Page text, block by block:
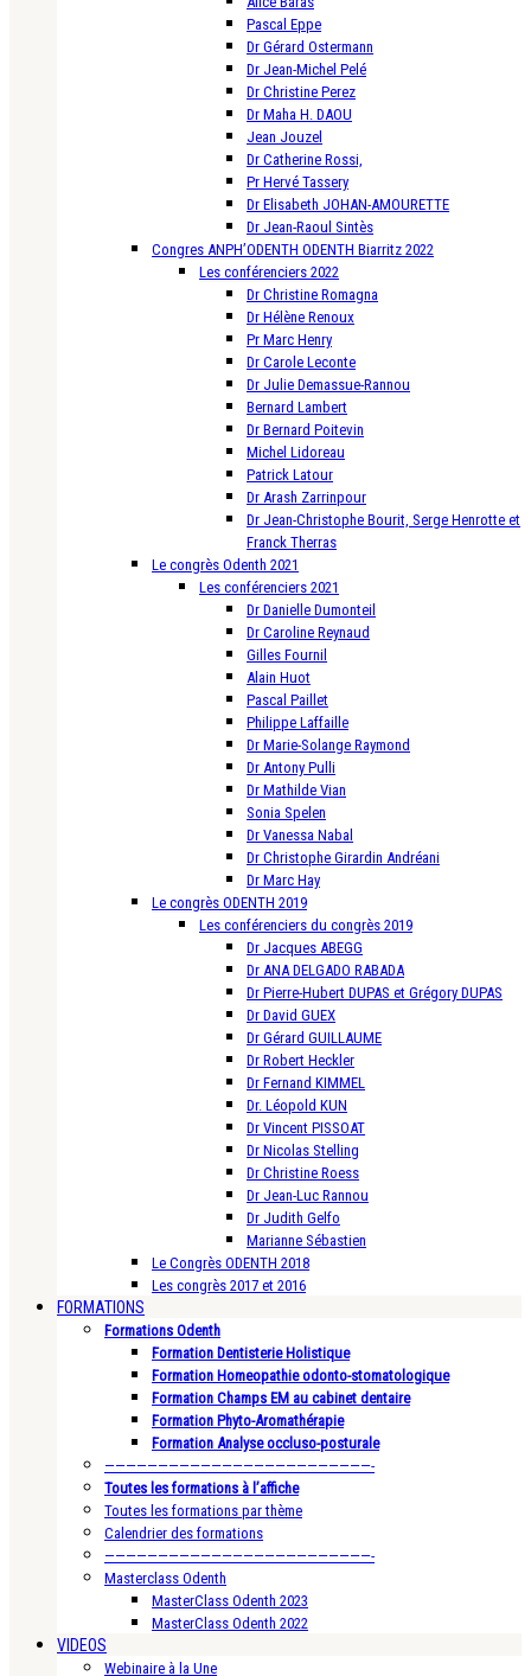
Pascal Eppe
Dr Gérard Ostermann
Dr Jean-Michel Pelé
Dr Christine Perez
Dr Maha H. DAOU
Jean Jouzel
Dr Catherine Rossi,
Pr Hervé Tassery
Dr Elisabeth JOHAN-AMOURETTE
Dr Jean-Raoul Sintès
Congres ANPH’ODENTH ODENTH Biarritz 2022
Les conférenciers 2022
Dr Christine Romagna
Dr Hélène Renoux
Pr Marc Henry
Dr Carole Leconte
Dr Julie Demassue-Rannou
Bernard Lambert
Dr Bernard Poitevin
Michel Lidoreau
Patrick Latour
Dr Arash Zarrinpour
Dr Jean-Christophe Bourit, Serge Henrotte et
Franck Therras
Le congrès Odenth 2021
Les conférenciers 2021
Dr Danielle Dumonteil
Dr Caroline Reynaud
Gilles Fournil
Alain Huot
Pascal Paillet
Philippe Laffaille
Dr Marie-Solange Raymond
Dr Antony Pulli
Dr Mathilde Vian
Sonia Spelen
Dr Vanessa Nabal
Dr Christophe Girardin Andréani
Dr Marc Hay
Le congrès ODENTH 2019
Les conférenciers du congrès 2019
Dr Jacques ABEGG
Dr ANA DELGADO RABADA
Dr Pierre-Hubert DUPAS et Grégory DUPAS
Dr David GUEX
Dr Gérard GUILLAUME
Dr Robert Heckler
Dr Fernand KIMMEL
Dr. Léopold KUN
Dr Vincent PISSOAT
Dr Nicolas Stelling
Dr Christine Roess
Dr Jean-Luc Rannou
Dr Judith Gelfo
Marianne Sébastien
Le Congrès ODENTH 2018
Les congrès 2017 et 2016
FORMATIONS
Formations Odenth
Formation Dentisterie Holistique
Formation Homeopathie odonto-stomatologique
Formation Champs EM au cabinet dentaire
Formation Phyto-Aromathérapie
Formation Analyse occluso-posturale
—————————————————————————-
Toutes les formations à l’affiche
Toutes les formations par thème
Calendrier des formations
—————————————————————————-
Masterclass Odenth
MasterClass Odenth 2023
MasterClass Odenth 2022
VIDEOS
Webinaire à la Une